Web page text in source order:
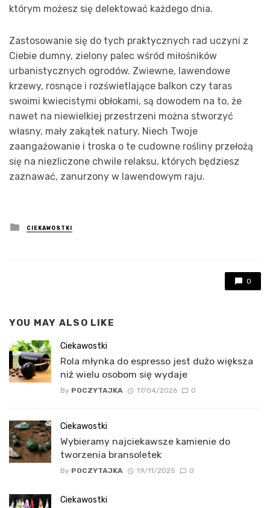
którym możesz się delektować każdego dnia.
Zastosowanie się do tych praktycznych rad uczyni z
Ciebie dumny, zielony palec wśród miłośników
urbanistycznych ogrodów. Zwiewne, lawendowe
krzewy, rosnące i rozświetlające balkon czy taras
swoimi kwiecistymi obłokami, są dowodem na to, że
nawet na niewielkiej przestrzeni można stworzyć
własny, mały zakątek natury. Niech Twoje
zaangażowanie i troska o te cudowne rośliny przełożą
się na niezliczone chwile relaksu, których będziesz
zaznawać, zanurzony w lawendowym raju.
Posted
in
CIEKAWOSTKI
0
YOU MAY ALSO LIKE
Ciekawostki
Rola młynka do espresso jest dużo większa
niż wielu osobom się wydaje
By POCZYTAJKA 17/04/2026 0
Ciekawostki
Wybieramy najciekawsze kamienie do
tworzenia bransoletek
By POCZYTAJKA 19/11/2025 0
Ciekawostki